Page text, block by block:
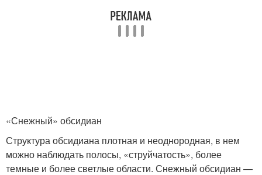
«Снежный» обсидиан
Структура обсидиана плотная и неоднородная, в нем
можно наблюдать полосы, «струйчатость», более
темные и более светлые области. Снежный обсидиан —